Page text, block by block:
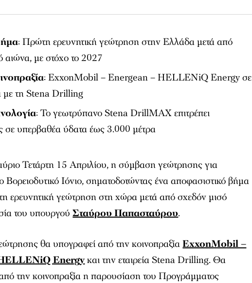
: Πρώτη ερευνητική γεώτρηση στην Ελλάδα μετά από
αιώνα, με στόχο το 2027
: ExxonMobil – Energean – HELLENiQ Energy σε
με τη Stena Drilling
: Το γεωτρύπανο Stena DrillMAX επιτρέπει
σε υπερβαθέα ύδατα έως 3.000 μέτρα
Τετάρτη 15 Απριλίου, η σύμβαση γεώτρησης για
Βορειοδυτικό Ιόνιο, σηματοδοτώντας ένα αποφασιστικό βήμα
ερευνητική γεώτρηση στη χώρα μετά από σχεδόν μισό
του υπουργούΣταύρου Παπασταύρου.
θα υπογραφεί από την κοινοπραξία ExxonMobil –
Energyκαι την εταιρεία Stena Drilling. Θα
την κοινοπραξία η παρουσίαση του Προγράμματος